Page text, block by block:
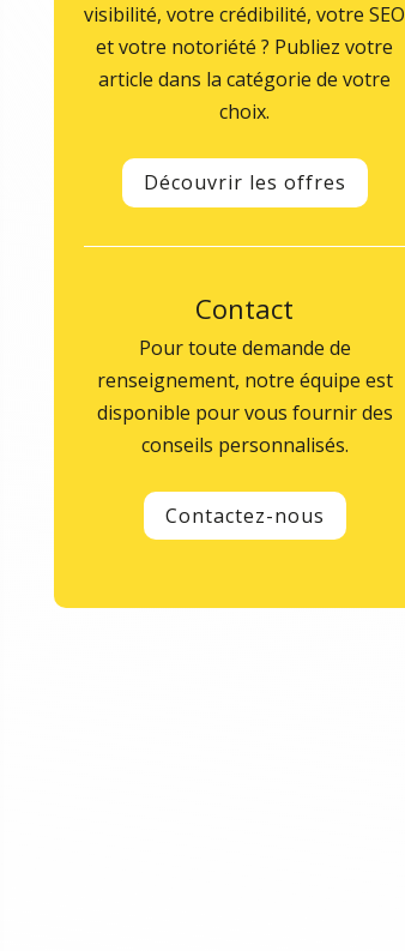
visibilité, votre crédibilité, votre SEO
et votre notoriété ? Publiez votre
article dans la catégorie de votre
choix.
Découvrir les offres
Contact
Pour toute demande de
renseignement, notre équipe est
disponible pour vous fournir des
conseils personnalisés.
Contactez-nous